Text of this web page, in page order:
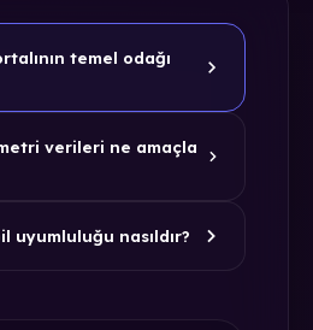
temel odağı
verileri ne amaçla
uyumluluğu nasıldır?